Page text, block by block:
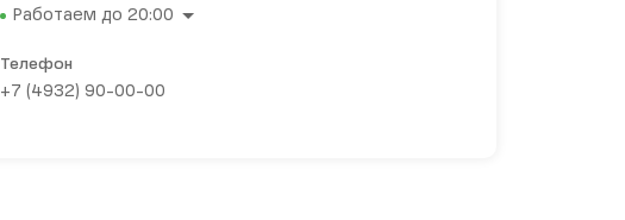
Работаем до 20:00
Телефон
+7 (4932) 90-00-00